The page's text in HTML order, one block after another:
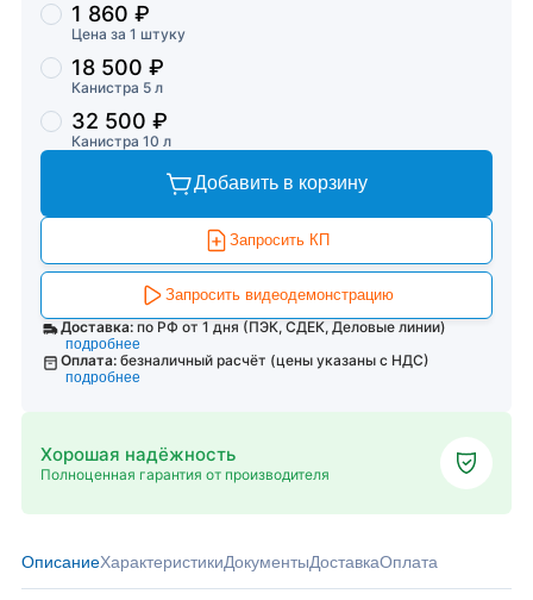
Цена за 1 штуку
1 860 ₽
Канистра 5 л
18 500 ₽
Канистра 10 л
32 500 ₽
Добавить в корзину
Запросить КП
Запросить видеодемонстрацию
Доставка: по РФ от 1 дня (ПЭК, СДЕК, Деловые линии)
подробнее
Оплата: безналичный расчёт (цены указаны с НДС)
подробнее
Хорошая надёжность
Полноценная гарантия от производителя
ОписаниеХарактеристикиДокументыДоставкаОплата